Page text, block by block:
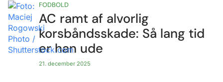
AC ramt af alvorlig
korsbåndsskade: Så lang tid
er han ude
21. december 2025
FODBOLD